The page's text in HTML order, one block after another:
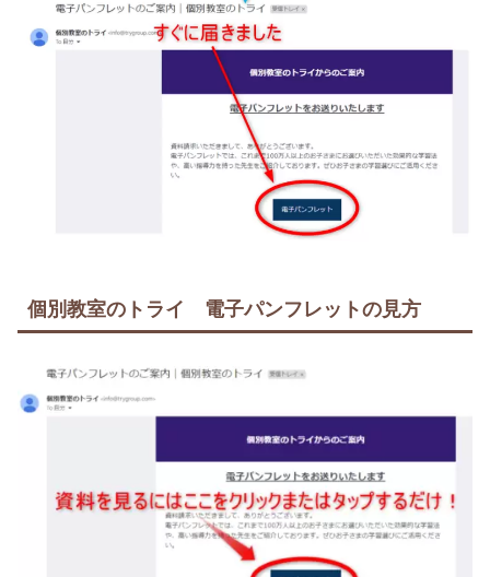
個別教室のトライ 電子パンフレットの見方